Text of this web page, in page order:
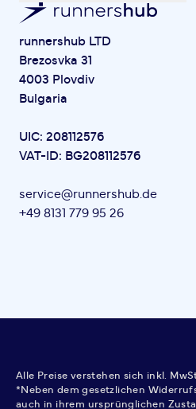
runnershub LTD
Brezosvka 31
4003 Plovdiv
Bulgaria
UIC: 208112576
VAT-ID: BG208112576
service@runnershub.de
+49 8131 779 95 26
Alle Preise verstehen sich inkl.
*Neben dem gesetzlichen
auch in ihrem ursprünglichen